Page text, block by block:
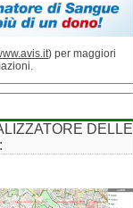
) per maggiori
DELLE